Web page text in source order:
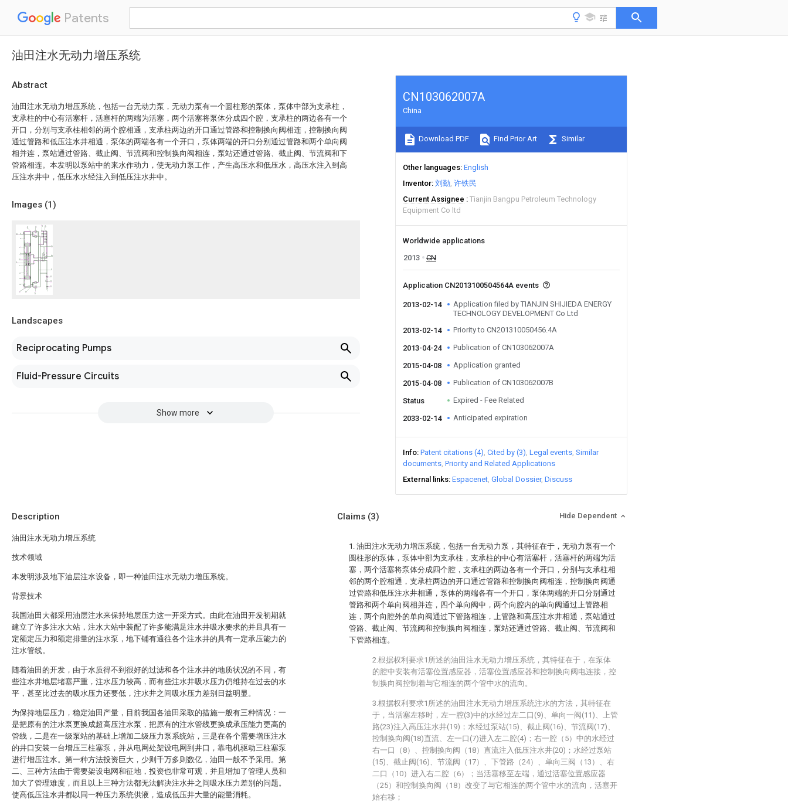
Patents
油田注水无动力增压系统
Abstract
油田注水无动力增压系统，包括一台无动力泵，无动力泵有一个圆柱形的泵体，泵体中部为支承柱，
支承柱的中心有活塞杆，活塞杆的两端为活塞，两个活塞将泵体分成四个腔，支承柱的两边各有一个
开口，分别与支承柱相邻的两个腔相通，支承柱两边的开口通过管路和控制换向阀相连，控制换向阀
通过管路和低压注水井相通，泵体的两端各有一个开口，泵体两端的开口分别通过管路和两个单向阀
相并连，泵站通过管路、截止阀、节流阀和控制换向阀相连，泵站还通过管路、截止阀、节流阀和下
管路相连。本发明以泵站中的来水作动力，使无动力泵工作，产生高压水和低压水，高压水注入到高
压注水井中，低压水水经注入到低压注水井中。
Images (1)
Landscapes
Reciprocating Pumps
Fluid-Pressure Circuits
Show more
CN103062007A
China
Download PDF Find Prior Art Similar
Other languages English
Inventor 刘勤 许铁民
Current Assignee
Tianjin Bangpu Petroleum Technology
Equipment Co ltd
Worldwide applications
2013
CN
Application CN2013100504564A events
2013-02-14
Application filed by TIANJIN SHIJIEDA ENERGY
TECHNOLOGY DEVELOPMENT Co Ltd
2013-02-14
Priority to CN201310050456.4A
2013-04-24 Publication of CN103062007A
2015-04-08 Application granted
2015-04-08 Publication of CN103062007B
Status Expired - Fee Related
2033-02-14 Anticipated expiration
Info Patent citations (4) Cited by (3) Legal events Similar
documents Priority and Related Applications
External links Espacenet Global Dossier Discuss
Description
油田注水无动力增压系统
技术领域
本发明涉及地下油层注水设备，即一种油田注水无动力增压系统。
背景技术
我国油田大都采用油层注水来保持地层压力这一开采方式。由此在油田开发初期就
建立了许多注水大站，注水大站中装配了许多能满足注水井吸水要求的并且具有一
定额定压力和额定排量的注水泵，地下铺有通往各个注水井的具有一定承压能力的
注水管线。
随着油田的开发，由于水质得不到很好的过滤和各个注水井的地质状况的不同，有
些注水井地层堵塞严重，注水压力较高，而有些注水井吸水压力仍维持在过去的水
平，甚至比过去的吸水压力还要低，注水井之间吸水压力差别日益明显。
为保持地层压力，稳定油田产量，目前我国各油田采取的措施一般有三种情况：一
是把原有的注水泵更换成超高压注水泵，把原有的注水管线更换成承压能力更高的
管线，二是在一级泵站的基础上增加二级压力泵系统站，三是在各个需要增压注水
的井口安装一台增压三柱塞泵，并从电网处架设电网到井口，靠电机驱动三柱塞泵
进行增压注水。第一种方法投资巨大，少则千万多则数亿，油田一般不予采用。第
二、三种方法由于需要架设电网和征地，投资也非常可观，并且增加了管理人员和
加大了管理难度，而且以上三种方法都无法解决注水井之间吸水压力差别的问题。
使高低压注水井都以同一种压力系统供液，造成低压井大量的能量消耗。
Claims (3) Hide Dependent
1. 油田注水无动力增压系统，包括一台无动力泵，其特征在于，无动力泵有一个
圆柱形的泵体，泵体中部为支承柱，支承柱的中心有活塞杆，活塞杆的两端为活
塞，两个活塞将泵体分成四个腔，支承柱的两边各有一个开口，分别与支承柱相
邻的两个腔相通，支承柱两边的开口通过管路和控制换向阀相连，控制换向阀通
过管路和低压注水井相通，泵体的两端各有一个开口，泵体两端的开口分别通过
管路和两个单向阀相并连，四个单向阀中，两个向腔内的单向阀通过上管路相
连，两个向腔外的单向阀通过下管路相连，上管路和高压注水井相通，泵站通过
管路、截止阀、节流阀和控制换向阀相连，泵站还通过管路、截止阀、节流阀和
下管路相连。
2.根据权利要求1所述的油田注水无动力增压系统，其特征在于，在泵体
的腔中安装有活塞位置感应器，活塞位置感应器和控制换向阀电连接，控
制换向阀控制着与它相连的两个管中水的流向。
3.根据权利要求1所述的油田注水无动力增压系统注水的方法，其特征在
于，当活塞左移时，左一腔(3)中的水经过左二口(9)、单向一阀(11)、上管
路(23)注入高压注水井(19)；水经过泵站(15)、截止阀(16)、节流阀(17)、
控制换向阀(18)直流、左一口(7)进入左二腔(4)；右一腔（5）中的水经过
右一口（8）、控制换向阀（18）直流注入低压注水井(20)；水经过泵站
(15)、截止阀(16)、节流阀（17）、下管路（24）、单向三阀（13）、右
二口（10）进入右二腔（6）；当活塞移至左端，通过活塞位置感应器
（25）和控制换向阀（18）改变了与它相连的两个管中水的流向，活塞开
始右移；